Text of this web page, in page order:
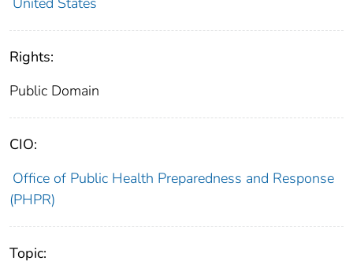
Rights:
Public Domain
CIO:
Office of Public Health Preparedness and Response
(PHPR)
Topic: